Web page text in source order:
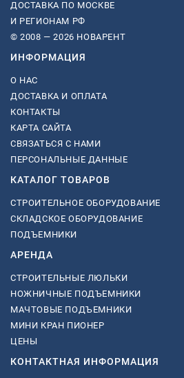
ДОСТАВКА ПО МОСКВЕ
И РЕГИОНАМ РФ
© 2008 — 2026 НОВАРЕНТ
ИНФОРМАЦИЯ
О НАС
ДОСТАВКА И ОПЛАТА
КОНТАКТЫ
КАРТА САЙТА
СВЯЗАТЬСЯ С НАМИ
ПЕРСОНАЛЬНЫЕ ДАННЫЕ
КАТАЛОГ ТОВАРОВ
СТРОИТЕЛЬНОЕ ОБОРУДОВАНИЕ
СКЛАДСКОЕ ОБОРУДОВАНИЕ
ПОДЪЕМНИКИ
АРЕНДА
СТРОИТЕЛЬНЫЕ ЛЮЛЬКИ
НОЖНИЧНЫЕ ПОДЪЕМНИКИ
МАЧТОВЫЕ ПОДЪЕМНИКИ
МИНИ КРАН ПИОНЕР
ЦЕНЫ
КОНТАКТНАЯ ИНФОРМАЦИЯ